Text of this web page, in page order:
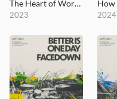
The Heart of Worship - MultiTracks.com Session
2023 2024